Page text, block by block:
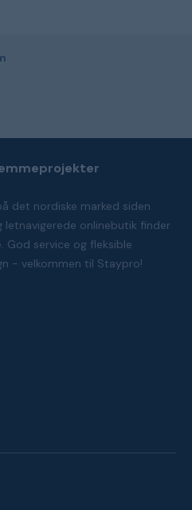
det nordiske marked siden
letnavigerede onlinebutik finder
God service og fleksible
- velkommen til Staypro!